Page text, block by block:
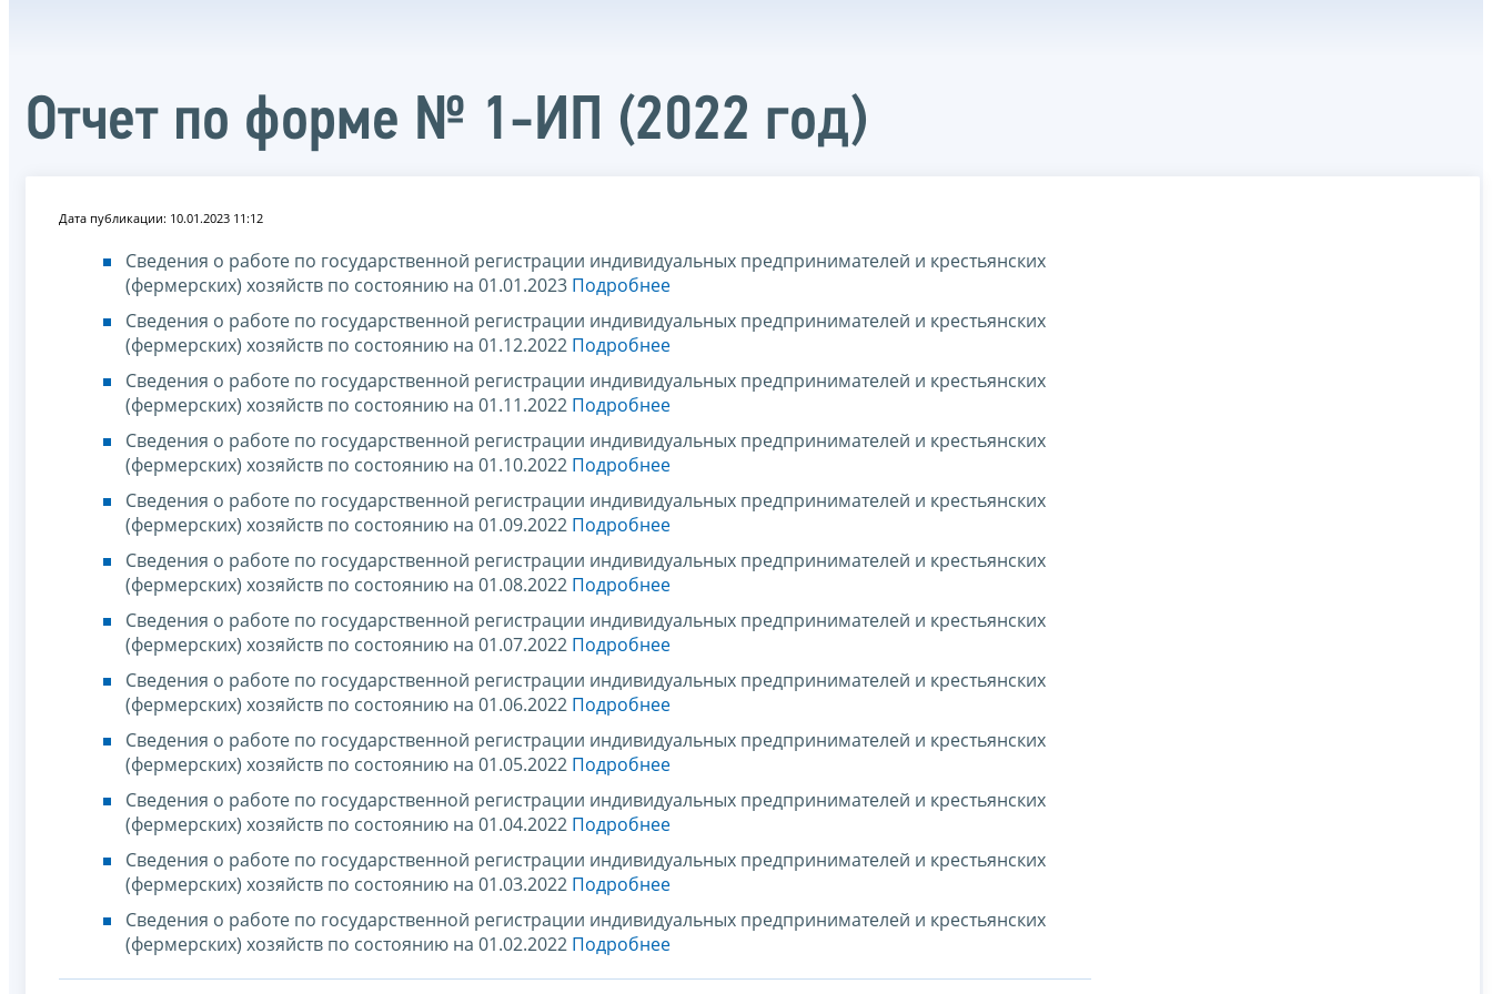
Отчет по форме № 1-ИП (2022 год)
Дата публикации: 10.01.2023 11:12
Сведения о работе по государственной регистрации индивидуальных предпринимателей и крестьянских
(фермерских) хозяйств по состоянию на 01.01.2023 Подробнее
Сведения о работе по государственной регистрации индивидуальных предпринимателей и крестьянских
(фермерских) хозяйств по состоянию на 01.12.2022 Подробнее
Сведения о работе по государственной регистрации индивидуальных предпринимателей и крестьянских
(фермерских) хозяйств по состоянию на 01.11.2022 Подробнее
Сведения о работе по государственной регистрации индивидуальных предпринимателей и крестьянских
(фермерских) хозяйств по состоянию на 01.10.2022 Подробнее
Сведения о работе по государственной регистрации индивидуальных предпринимателей и крестьянских
(фермерских) хозяйств по состоянию на 01.09.2022 Подробнее
Сведения о работе по государственной регистрации индивидуальных предпринимателей и крестьянских
(фермерских) хозяйств по состоянию на 01.08.2022 Подробнее
Сведения о работе по государственной регистрации индивидуальных предпринимателей и крестьянских
(фермерских) хозяйств по состоянию на 01.07.2022 Подробнее
Сведения о работе по государственной регистрации индивидуальных предпринимателей и крестьянских
(фермерских) хозяйств по состоянию на 01.06.2022 Подробнее
Сведения о работе по государственной регистрации индивидуальных предпринимателей и крестьянских
(фермерских) хозяйств по состоянию на 01.05.2022 Подробнее
Сведения о работе по государственной регистрации индивидуальных предпринимателей и крестьянских
(фермерских) хозяйств по состоянию на 01.04.2022 Подробнее
Сведения о работе по государственной регистрации индивидуальных предпринимателей и крестьянских
(фермерских) хозяйств по состоянию на 01.03.2022 Подробнее
Сведения о работе по государственной регистрации индивидуальных предпринимателей и крестьянских
(фермерских) хозяйств по состоянию на 01.02.2022 Подробнее